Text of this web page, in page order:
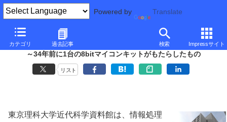
Powered by Translate
カテゴリ 過去記事 検索 Impressサイト
大河原克行の「パソコン業界、東奔西走」
東京理科大学近代科学資料館が「TK-80」のシンポジウムを開催
～34年前に1台の8bitマイコンキットがもたらしたもの
リスト
東京理科大学近代科学資料館は、情報処理